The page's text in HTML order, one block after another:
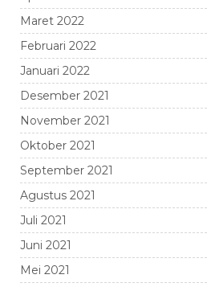
Maret 2022
Februari 2022
Januari 2022
Desember 2021
November 2021
Oktober 2021
September 2021
Agustus 2021
Juli 2021
Juni 2021
Mei 2021